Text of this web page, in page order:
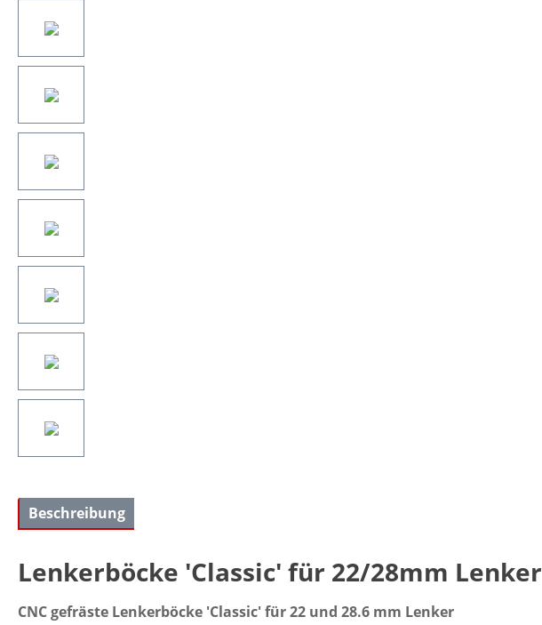
Beschreibung
Lenkerböcke 'Classic' für 22/28mm Lenker
CNC gefräste Lenkerböcke 'Classic' für 22 und 28.6 mm Lenker